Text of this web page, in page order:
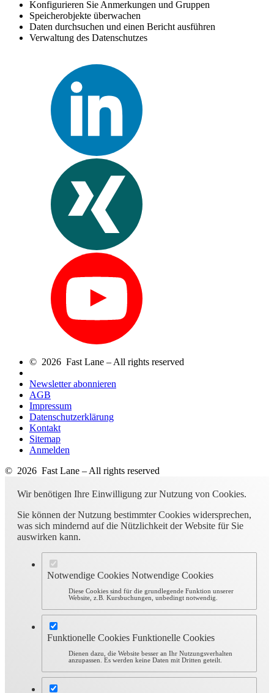
Konfigurieren Sie Anmerkungen und Gruppen
Speicherobjekte überwachen
Daten durchsuchen und einen Bericht ausführen
Verwaltung des Datenschutzes
© 2026 Fast Lane – All rights reserved
Newsletter abonnieren
AGB
Impressum
Datenschutzerklärung
Kontakt
Sitemap
Anmelden
© 2026 Fast Lane – All rights reserved
Wir benötigen Ihre Einwilligung zur Nutzung von Cookies.
Sie können der Nutzung bestimmter Cookies widersprechen,
was sich mindernd auf die Nützlichkeit der Website für Sie
auswirken kann.
Notwendige Cookies Notwendige Cookies
Diese Cookies sind für die grundlegende Funktion unserer
Website, z.B. Kursbuchungen, unbedingt notwendig.
Funktionelle Cookies Funktionelle Cookies
Dienen dazu, die Website besser an Ihr Nutzungsverhalten
anzupassen. Es werden keine Daten mit Dritten geteilt.